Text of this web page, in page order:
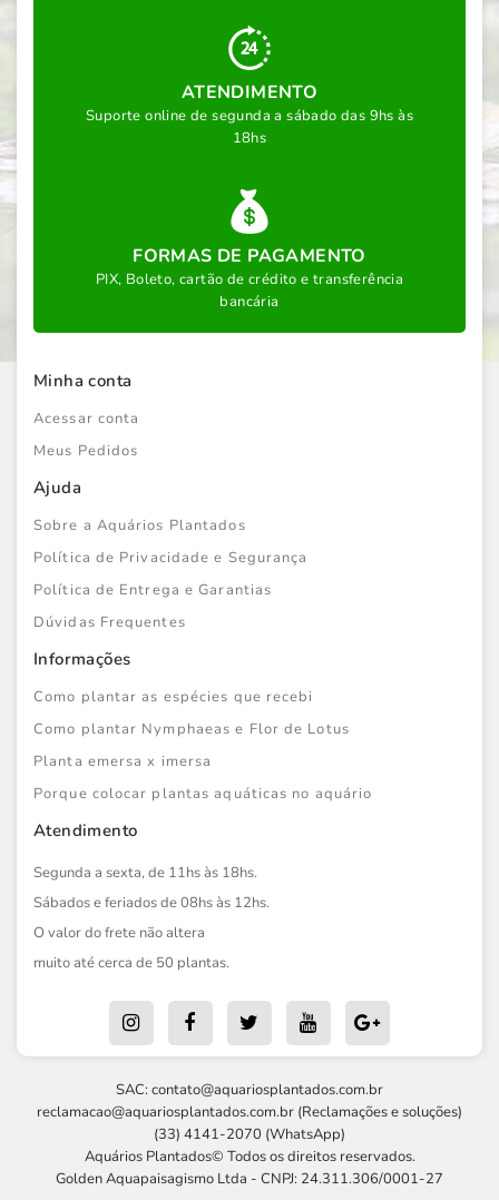
ATENDIMENTO
Suporte online de segunda a sábado das 9hs às
18hs
FORMAS DE PAGAMENTO
PIX, Boleto, cartão de crédito e transferência
bancária
Minha conta
Acessar conta
Meus Pedidos
Ajuda
Sobre a Aquários Plantados
Política de Privacidade e Segurança
Política de Entrega e Garantias
Dúvidas Frequentes
Informações
Como plantar as espécies que recebi
Como plantar Nymphaeas e Flor de Lotus
Planta emersa x imersa
Porque colocar plantas aquáticas no aquário
Atendimento
Segunda a sexta, de 11hs às 18hs.
Sábados e feriados de 08hs às 12hs.
O valor do frete não altera
muito até cerca de 50 plantas.
SAC: contato@aquariosplantados.com.br
reclamacao@aquariosplantados.com.br (Reclamações e soluções)
(33) 4141-2070 (WhatsApp)
Aquários Plantados© Todos os direitos reservados.
Golden Aquapaisagismo Ltda - CNPJ: 24.311.306/0001-27